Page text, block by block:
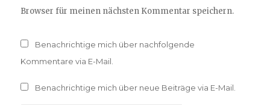
Browser für meinen nächsten Kommentar speichern.
Benachrichtige mich über nachfolgende
Kommentare via E-Mail.
Benachrichtige mich über neue Beiträge via E-Mail.